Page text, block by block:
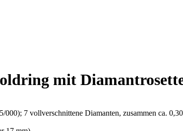
mit
000); 7 vollverschnittene Diamanten, zusammen ca.